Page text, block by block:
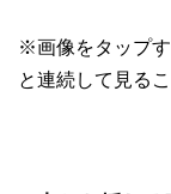
※画像をタップ
と連続して見る